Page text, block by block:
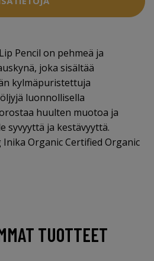
Pencil on pehmeä ja
joka sisältää
kylmäpuristettuja
luonnollisella
huulten muotoa ja
syvyyttä ja kestävyyttä.
Inika Organic Certified Organic
TUOTTEET